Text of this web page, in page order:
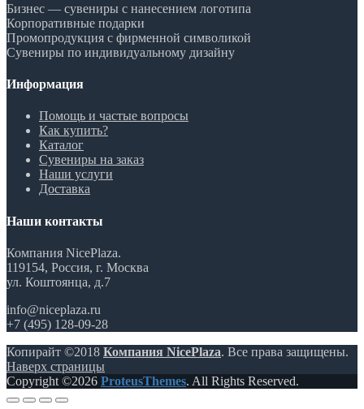
Бизнес — сувениры с нанесением логотипа
Корпоративные подарки
Промопродукция с фирменной символикой
Сувениры по индивидуальному дизайну
Информация
Помощь и частые вопросы
Как купить?
Каталог
Сувениры на заказ
Наши услуги
Доставка
Наши контакты
Компания NicePlaza.
119154, Россия, г. Москва
ул. Коштоянца, д.7
info@niceplaza.ru
+7 (495) 128-09-28
Копирайт ©2018 Компания NicePlaza. Все права защищены.
Наверх страницы
Copyright ©2026 ProteusThemes. All Rights Reserved.